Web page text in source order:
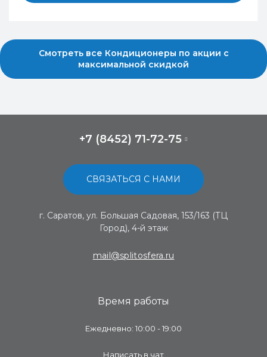
Смотреть все Кондиционеры по акции с
максимальной скидкой
+7 (8452) 71-72-75
СВЯЗАТЬСЯ С НАМИ
г. Саратов, ул. Большая Садовая, 153/163 (ТЦ
Город), 4-й этаж
mail@splitosfera.ru
Время работы
Ежедневно: 10:00 - 19:00
Написать в чат